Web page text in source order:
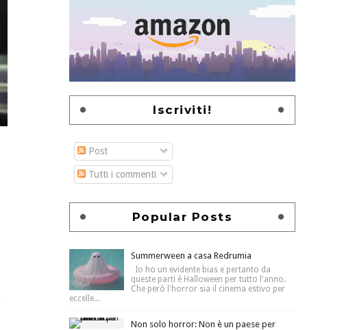
Iscriviti!
Post
Tutti i commenti
Popular Posts
Summerween a casa Redrumia
Io ho un evidente bias e pertanto da
queste parti è Halloween per tutto l'anno.
Che però l'horror sia il cinema estivo per
eccelle...
Non solo horror: Non è un paese per